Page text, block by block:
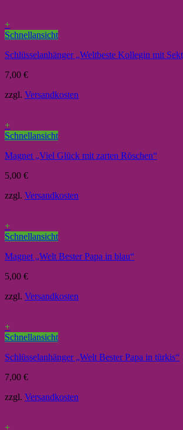
+
Schnellansicht
Schlüsselanhänger „Weltbeste Kollegin mit
7,00 €
zzgl. Versandkosten
+
Schnellansicht
Magnet „Viel Glück mit zarten Röschen“
5,00 €
zzgl. Versandkosten
+
Schnellansicht
Magnet „Welt Bester Papa in blau“
5,00 €
zzgl. Versandkosten
+
Schnellansicht
Schlüsselanhänger „Welt Bester Papa in türkis“
7,00 €
zzgl. Versandkosten
+